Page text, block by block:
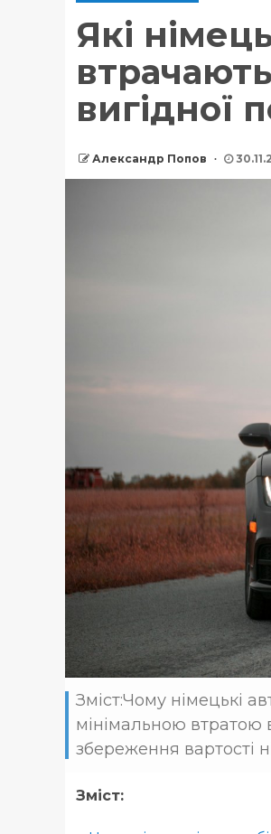
Які
вигідної
Александр Попов
Зміст:Чому німецькі
мінімальною втратою
збереження вартості
Зміст: